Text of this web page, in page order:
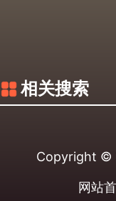
相关搜索
Copyright ©
网站